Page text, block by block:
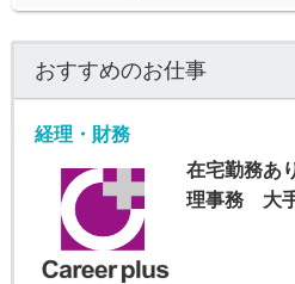
おすすめのお仕事
経理・財務
在宅勤務あ
理事務 大